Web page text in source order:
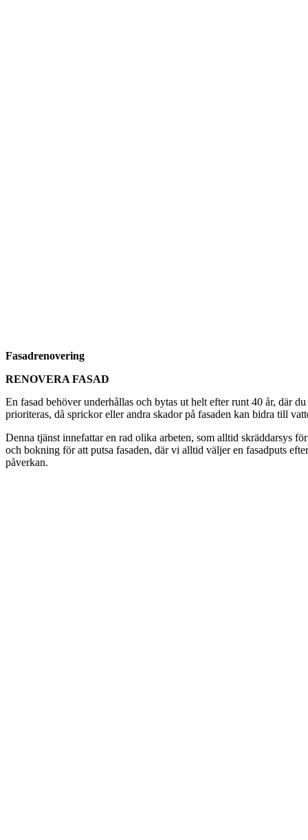
Fasadrenovering
RENOVERA FASAD
En fasad behöver underhållas och bytas ut helt efter runt 40 år, där
prioriteras, då sprickor eller andra skador på fasaden kan bidra till
Denna tjänst innefattar en rad olika arbeten, som alltid skräddarsys
och bokning för att putsa fasaden, där vi alltid väljer en fasadputs
påverkan.